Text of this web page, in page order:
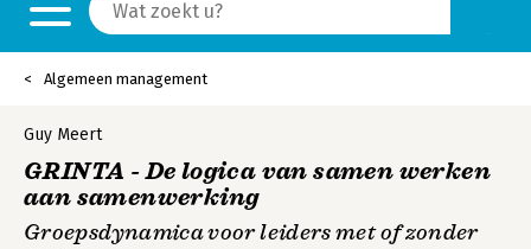
Algemeen management
Guy Meert
GRINTA - De logica van samen werken
aan samenwerking
Groepsdynamica voor leiders met of zonder